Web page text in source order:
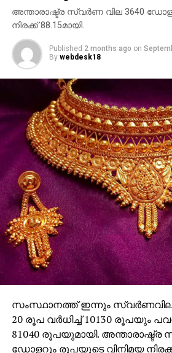
അന്താരാഷ്ട്ര സ്വര്‍ണ വില 3640
നിരക്ക് 88.15മായി.
Published 2 months ago on
By webdesk18
സംസ്ഥാനത്ത് ഇന്നും സ്വര്‍ണവില
20 രൂപ വര്‍ധിച്ച് 10130 രൂപയും
81040 രൂപയുമായി. അന്താരാഷ്ട്ര
ഡോളറും രൂപയുടെ വിനിമയ നിരക്ക്